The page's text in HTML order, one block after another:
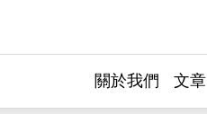
關於我們 文章